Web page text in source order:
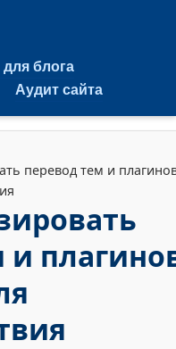
блога
Аудит сайта
перевод тем и
и